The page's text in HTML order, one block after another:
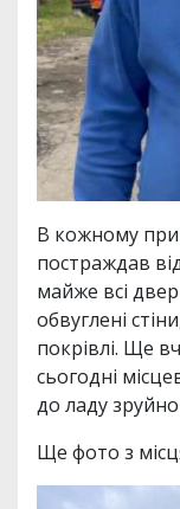
В кожному
постраждав
майже всі
обвуглені
покрівлі. Ще
сьогодні
до ладу
Ще фото з